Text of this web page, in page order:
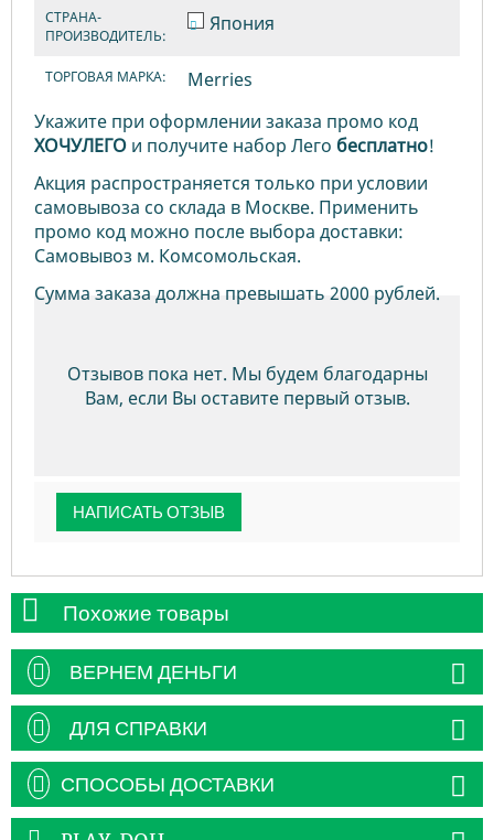
СТРАНА-
ПРОИЗВОДИТЕЛЬ:
Япония
ТОРГОВАЯ МАРКА:
Merries
Укажите при оформлении заказа промо код
ХОЧУЛЕГО и получите набор Лего бесплатно!
Акция распространяется только при условии
самовывоза со склада в Москве. Применить
промо код можно после выбора доставки:
Самовывоз м. Комсомольская.
Сумма заказа должна превышать 2000 рублей.
Отзывов пока нет. Мы будем благодарны
Вам, если Вы оставите первый отзыв.
НАПИСАТЬ ОТЗЫВ
Похожие товары
ВЕРНЕМ ДЕНЬГИ
ДЛЯ СПРАВКИ
СПОСОБЫ ДОСТАВКИ